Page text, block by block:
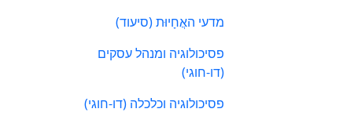
מדעי האֲחָיוּת (סיעוד)
פסיכולוגיה ומנהל עסקים
(דו-חוגי)
פסיכולוגיה וכלכלה (דו-חוגי)